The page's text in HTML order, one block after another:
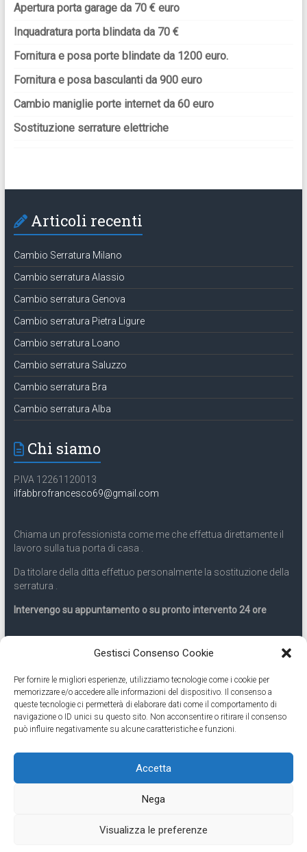
Gestisci Consenso Cookie
Per fornire le migliori esperienze, utilizziamo tecnologie come i cookie per
memorizzare e/o accedere alle informazioni del dispositivo. Il consenso a
queste tecnologie ci permetterà di elaborare dati come il comportamento di
navigazione o ID unici su questo sito. Non acconsentire o ritirare il consenso
può influire negativamente su alcune caratteristiche e funzioni.
Accetta
Nega
Visualizza le preferenze
Apertura porta garage da 70 € euro
Inquadratura porta blindata da 70 €
Fornitura e posa porte blindate da 1200 euro.
Fornitura e posa basculanti da 900 euro
Cambio maniglie porte internet da 60 euro
Sostituzione serrature elettriche
Articoli recenti
Cambio Serratura Milano
Cambio serratura Alassio
Cambio serratura Genova
Cambio serratura Pietra Ligure
Cambio serratura Loano
Cambio serratura Saluzzo
Cambio serratura Bra
Cambio serratura Alba
Chi siamo
P.IVA 12261120013
ilfabbrofrancesco69@gmail.com
Chiama un professionista come me che effettua direttamente il
lavoro sulla tua porta di casa .
Da titolare della ditta effettuo personalmente la sostituzione della
serratura .
Intervengo su appuntamento o su pronto intervento 24 ore
Servizio 24 ore
Cell331.9899963
Eseguiamo anche lavori di apertura porte pronto intervento 24
ore
by ThemeGrill. Powered by
Contatti Cambio Serratura Torino – Sostituzione serrature 24h
Torino